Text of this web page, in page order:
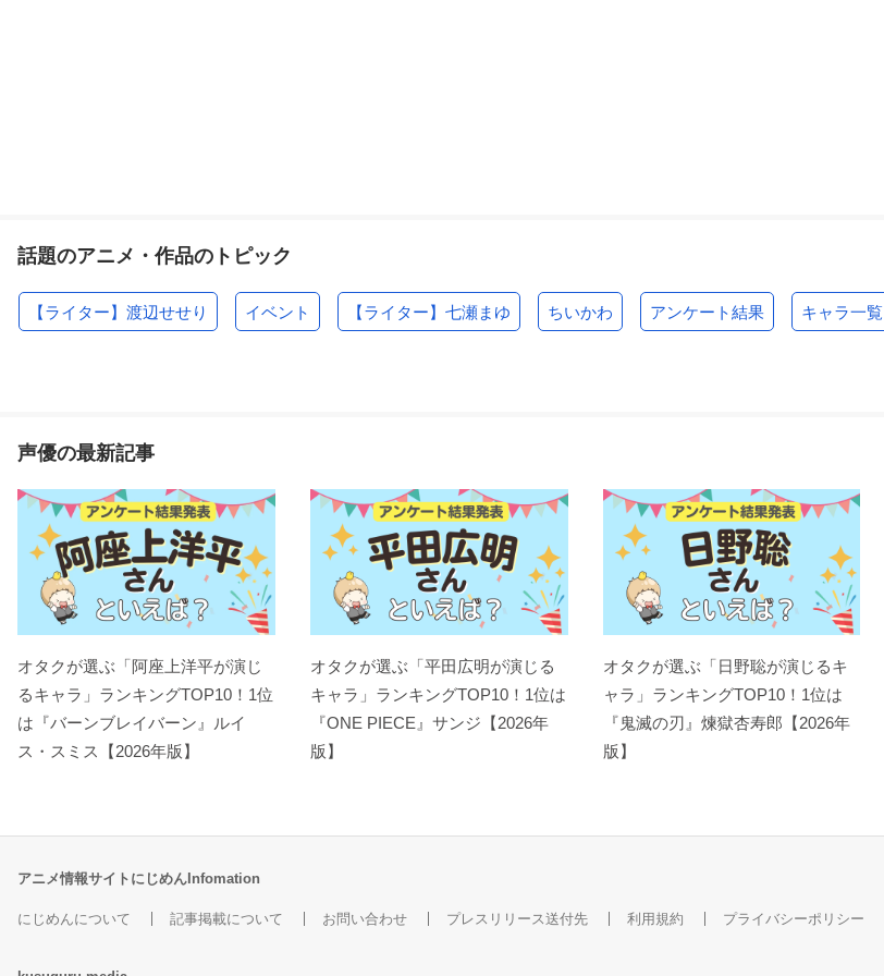
話題のアニメ・作品のトピック
【ライター】渡辺せせり イベント 【ライター】七瀬まゆ ちいかわ アンケート結果 キャラ一覧
声優の最新記事
オタクが選ぶ「阿座上洋平が演じ
るキャラ」ランキングTOP10！1位
は『バーンブレイバーン』ルイ
ス・スミス【2026年版】
オタクが選ぶ「平田広明が演じる
キャラ」ランキングTOP10！1位は
『ONE PIECE』サンジ【2026年
版】
オタクが選ぶ「日野聡が演じるキ
ャラ」ランキングTOP10！1位は
『鬼滅の刃』煉󠄁獄杏寿郎【2026年
版】
アニメ情報サイトにじめんInfomation
にじめんについて 記事掲載について お問い合わせ プレスリリース送付先 利用規約 プライバシーポリシー